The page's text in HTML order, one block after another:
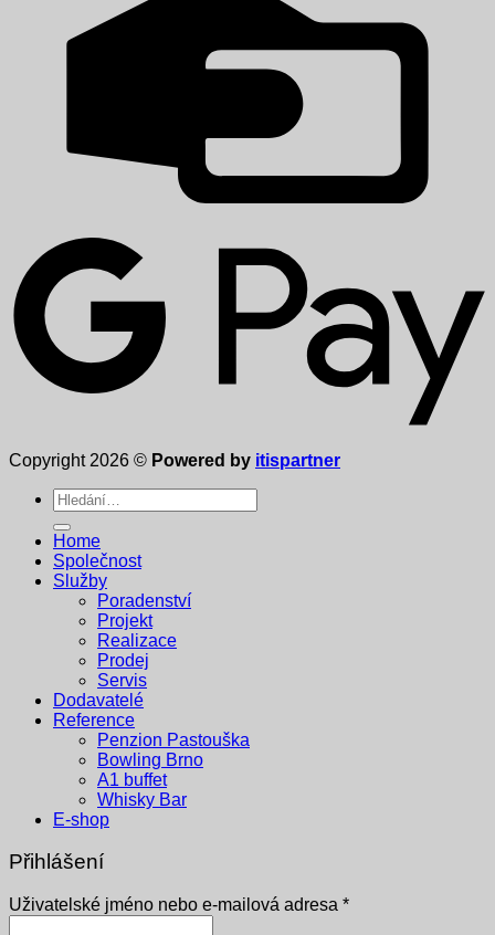
Copyright 2026 © Powered by itispartner
Hledat:
Home
Společnost
Služby
Poradenství
Projekt
Realizace
Prodej
Servis
Dodavatelé
Reference
Penzion Pastouška
Bowling Brno
A1 buffet
Whisky Bar
E-shop
Přihlášení
Uživatelské jméno nebo e-mailová adresa *Povinné